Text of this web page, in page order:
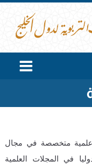
علمية متخصصة في مجال
في المجلات العلمية